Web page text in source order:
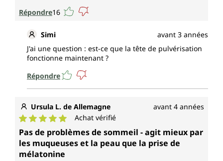
Répondre16
Simi
avant 3 années
J'ai une question : est-ce que la tête de pulvérisation
fonctionne maintenant ?
Répondre
Ursula L. de Allemagne avant 4 années
Note moyenne de 5 sur 5 étoiles
Achat vérifié
Pas de problèmes de sommeil - agit mieux par
les muqueuses et la peau que la prise de
mélatonine